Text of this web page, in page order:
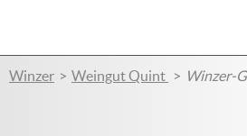
Winzer Weingut Quint Winzer-